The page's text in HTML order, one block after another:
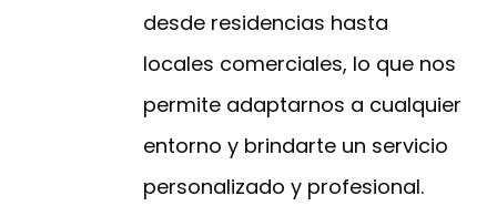
desde residencias hasta
locales comerciales, lo que nos
permite adaptarnos a cualquier
entorno y brindarte un servicio
personalizado y profesional.